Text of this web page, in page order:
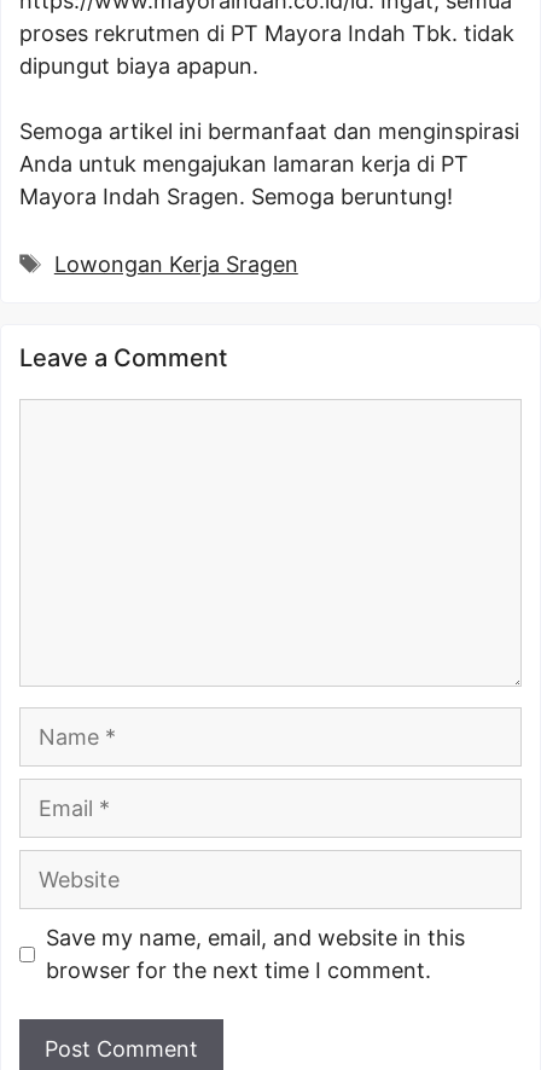
proses rekrutmen di PT Mayora Indah Tbk. tidak
dipungut biaya apapun.
Semoga artikel ini bermanfaat dan menginspirasi
Anda untuk mengajukan lamaran kerja di PT
Mayora Indah Sragen. Semoga beruntung!
Tags
Lowongan Kerja Sragen
Leave a Comment
Website
Save my name, email, and website in this
browser for the next time I comment.